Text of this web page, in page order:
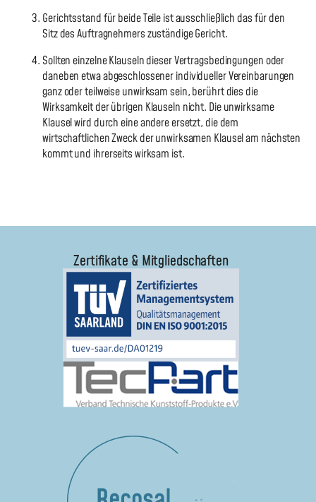
Gerichtsstand für beide Teile ist ausschließlich das für den
Sitz des Auftragnehmers zuständige Gericht.
Sollten einzelne Klauseln dieser Vertragsbedingungen oder
daneben etwa abgeschlossener individueller Vereinbarungen
ganz oder teilweise unwirksam sein, berührt dies die
Wirksamkeit der übrigen Klauseln nicht. Die unwirksame
Klausel wird durch eine andere ersetzt, die dem
wirtschaftlichen Zweck der unwirksamen Klausel am nächsten
kommt und ihrerseits wirksam ist.
Zertifikate & Mitgliedschaften